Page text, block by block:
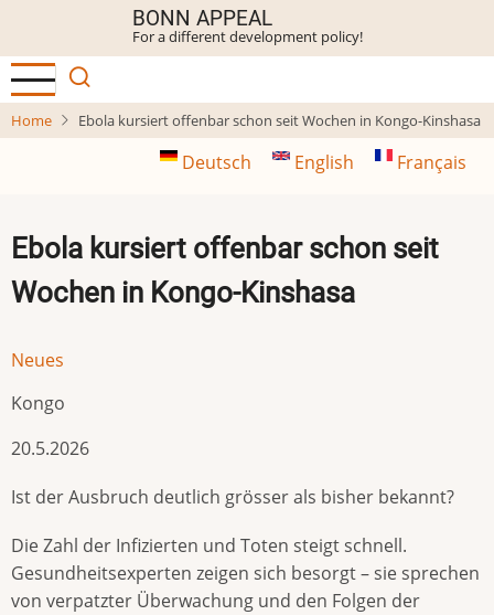
main
content
BONN APPEAL
For a different development policy!
Home Ebola kursiert offenbar schon seit Wochen in Kongo-Kinshasa
Deutsch English Français
Ebola kursiert offenbar schon seit
Wochen in Kongo-Kinshasa
Neues
Kongo
20.5.2026
Ist der Ausbruch deutlich grösser als bisher bekannt?
Die Zahl der Infizierten und Toten steigt schnell.
Gesundheitsexperten zeigen sich besorgt – sie sprechen
von verpatzter Überwachung und den Folgen der